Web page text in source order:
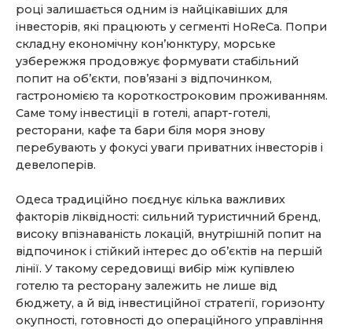
році залишається одним із найцікавіших для
інвесторів, які працюють у сегменті HoReCa. Попри
складну економічну кон’юнктуру, морське
узбережжя продовжує формувати стабільний
попит на об’єкти, пов’язані з відпочинком,
гастрономією та короткостроковим проживанням.
Саме тому інвестиції в готелі, апарт-готелі,
ресторани, кафе та бари біля моря знову
перебувають у фокусі уваги приватних інвесторів і
девелоперів.
Одеса традиційно поєднує кілька важливих
факторів ліквідності: сильний туристичний бренд,
високу впізнаваність локацій, внутрішній попит на
відпочинок і стійкий інтерес до об’єктів на першій
лінії. У такому середовищі вибір між купівлею
готелю та ресторану залежить не лише від
бюджету, а й від інвестиційної стратегії, горизонту
окупності, готовності до операційного управління